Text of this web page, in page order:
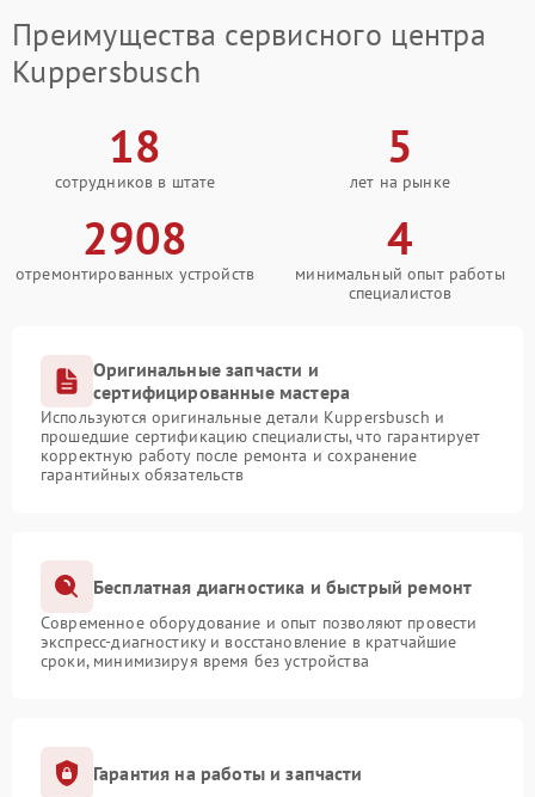
Преимущества сервисного центра
Kuppersbusch
18
сотрудников в штате
5
лет на рынке
2908
отремонтированных устройств
4
минимальный опыт работы
специалистов
Оригинальные запчасти и
сертифицированные мастера
Используются оригинальные детали Kuppersbusch и
прошедшие сертификацию специалисты, что гарантирует
корректную работу после ремонта и сохранение
гарантийных обязательств
Бесплатная диагностика и быстрый ремонт
Современное оборудование и опыт позволяют провести
экспресс-диагностику и восстановление в кратчайшие
сроки, минимизируя время без устройства
Гарантия на работы и запчасти